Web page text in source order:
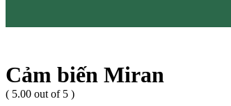
Cảm biến Miran
( 5.00 out of 5 )